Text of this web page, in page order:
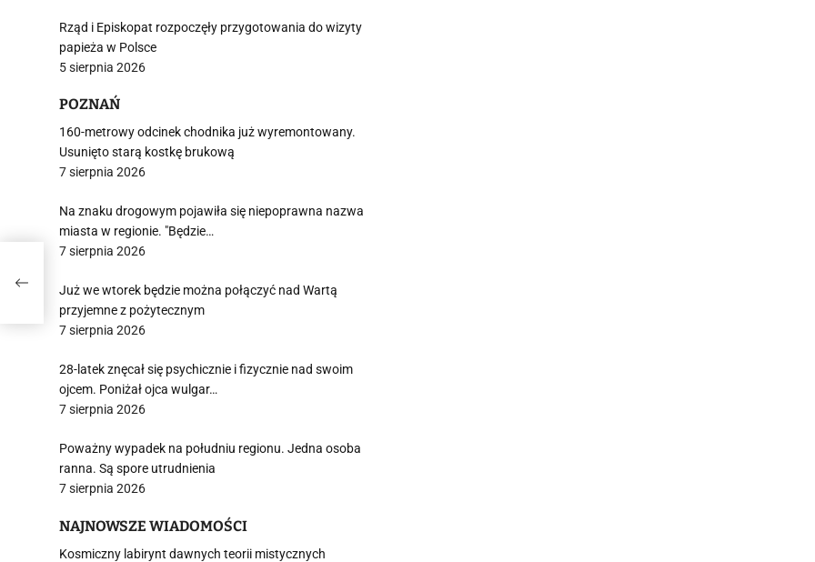
Rząd i Episkopat rozpoczęły przygotowania do wizyty
papieża w Polsce
5 sierpnia 2026
POZNAŃ
160-metrowy odcinek chodnika już wyremontowany.
Usunięto starą kostkę brukową
7 sierpnia 2026
Na znaku drogowym pojawiła się niepoprawna nazwa
miasta w regionie. "Będzie…
7 sierpnia 2026
Już we wtorek będzie można połączyć nad Wartą
przyjemne z pożytecznym
7 sierpnia 2026
28-latek znęcał się psychicznie i fizycznie nad swoim
ojcem. Poniżał ojca wulgar…
7 sierpnia 2026
Poważny wypadek na południu regionu. Jedna osoba
ranna. Są spore utrudnienia
7 sierpnia 2026
NAJNOWSZE WIADOMOŚCI
Kosmiczny labirynt dawnych teorii mistycznych